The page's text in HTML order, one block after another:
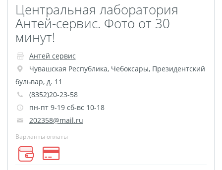
Холст на пенокартоне
Фоторама с магнитами
Холст на ДВП
Латексная печать
Фотопечать на
пластике
Картины на досках
Фотопечать на дереве
Самоклеящийся винил
Печать выкроек
Холст на конкурс
Центральная лаборатория
Антей-сервис. Фото от 30
минут!
Антей сервис
Чувашская Республика, Чебоксары, Президентский
бульвар, д. 11
(8352)20-23-58
пн-пт 9-19 сб-вс 10-18
202358@mail.ru
Варианты оплаты